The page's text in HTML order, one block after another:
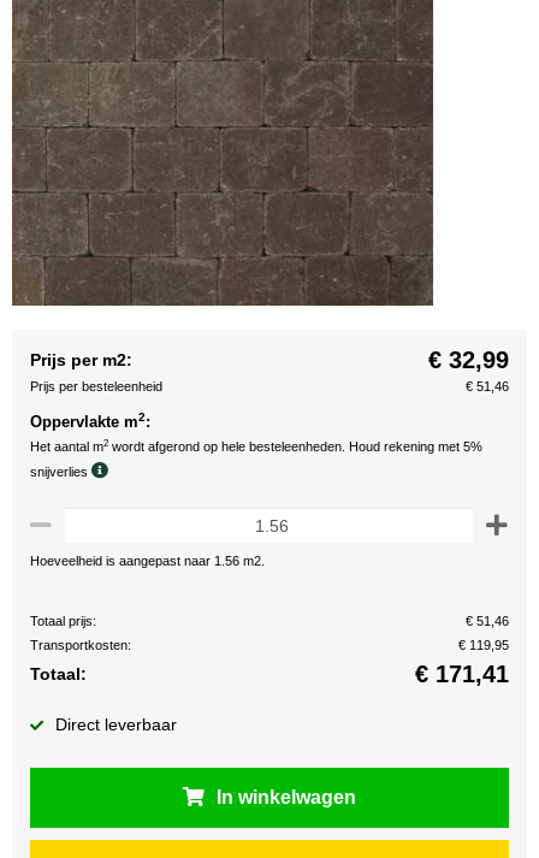
Prijs per m2: € 32,99
Prijs per besteleenheid € 51,46
Oppervlakte m2:
Het aantal m2 wordt afgerond op hele besteleenheden. Houd rekening met 5%
snijverlies
Hoeveelheid is aangepast naar 1.56 m2.
Totaal prijs:
€ 51,46
Transportkosten:
€ 119,95
Totaal: € 171,41
Direct leverbaar
In winkelwagen